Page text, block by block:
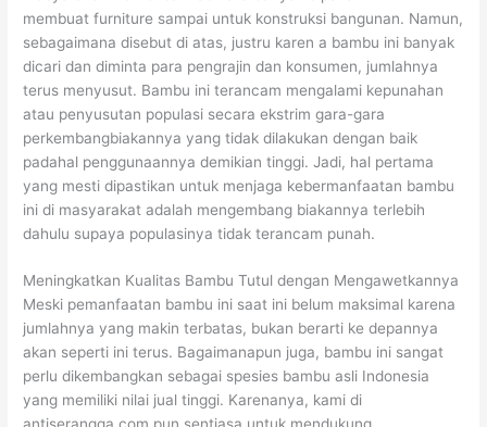
membuat furniture sampai untuk konstruksi bangunan. Namun,
sebagaimana disebut di atas, justru karen a bambu ini banyak
dicari dan diminta para pengrajin dan konsumen, jumlahnya
terus menyusut. Bambu ini terancam mengalami kepunahan
atau penyusutan populasi secara ekstrim gara-gara
perkembangbiakannya yang tidak dilakukan dengan baik
padahal penggunaannya demikian tinggi. Jadi, hal pertama
yang mesti dipastikan untuk menjaga kebermanfaatan bambu
ini di masyarakat adalah mengembang biakannya terlebih
dahulu supaya populasinya tidak terancam punah.
Meningkatkan Kualitas Bambu Tutul dengan Mengawetkannya
Meski pemanfaatan bambu ini saat ini belum maksimal karena
jumlahnya yang makin terbatas, bukan berarti ke depannya
akan seperti ini terus. Bagaimanapun juga, bambu ini sangat
perlu dikembangkan sebagai spesies bambu asli Indonesia
yang memiliki nilai jual tinggi. Karenanya, kami di